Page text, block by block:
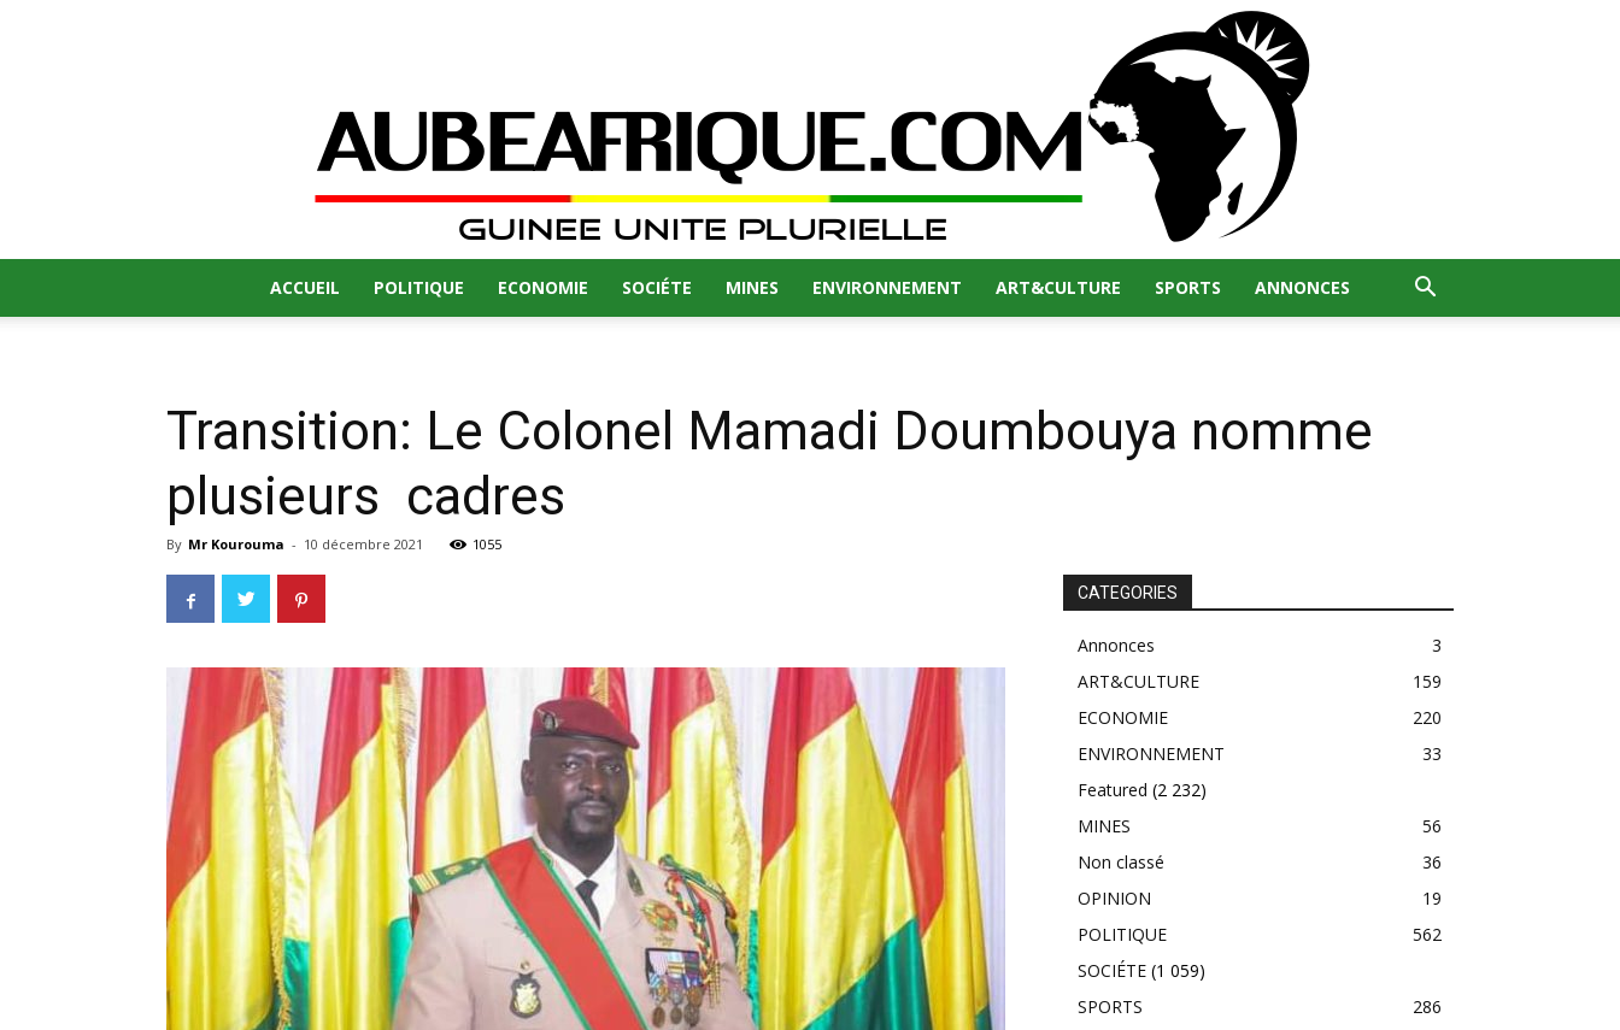
ACCUEIL POLITIQUE ECONOMIE SOCIÉTE MINES ENVIRONNEMENT ART&CULTURE SPORTS ANNONCES
Transition: Le Colonel Mamadi Doumbouya nomme
plusieurs cadres
By Mr Kourouma - 10 décembre 2021 1055
CATEGORIES
Annonces
3
ART&CULTURE
159
ECONOMIE
220
ENVIRONNEMENT
33
Featured (2 232)
MINES
56
Non classé
36
OPINION
19
POLITIQUE
562
SOCIÉTE (1 059)
SPORTS
286